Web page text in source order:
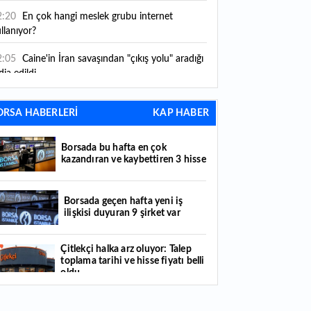
Caine'in İran savaşından "çıkış yolu" aradığı
edildi
"Esnaf ve sanatkara bu yılın ilk yarısında
75 milyar lira finansman sağladık"
Yaratıcılık ve ticaret bir araya geldi: İşte
yeni girişimcilik alanı
paylarının tamamını devralıyor
bölgeye canlılık getirdi
Küresel piyasalarda yeni haftada takip
4 gelişme hangileri olacak?
HABERLERİ KAP HABER
Borsada bu hafta en çok
kazandıran ve kaybettiren 3 hisse
Borsada geçen hafta yeni iş
ilişkisi duyuran 9 şirket var
Çitlekçi halka arz oluyor: Talep
toplama tarihi ve hisse fiyatı belli
oldu